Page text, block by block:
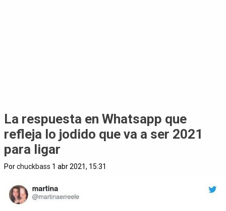
La respuesta en Whatsapp que
refleja lo jodido que va a ser 2021
para ligar
Porchuckbass 1 abr 2021, 15:31